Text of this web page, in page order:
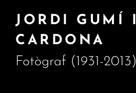
JORDI GUMÍ I
CARDONA
Fotògraf (1931-2013)